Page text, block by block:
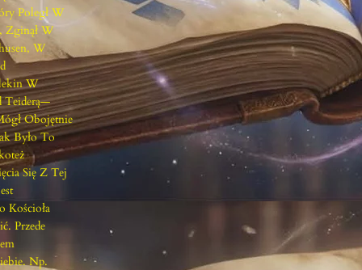
Ę
J
A
K
D
O
T
Poległ W
Zginął W
W
W
Teiderą—
Obojętnie
Było To
Się Z Tej
Kościoła
Przede
Np.